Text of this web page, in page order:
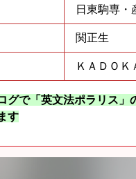
日東駒専・
関正生
ＫＡＤＯＫ
グで「英文法ポラリス」
す